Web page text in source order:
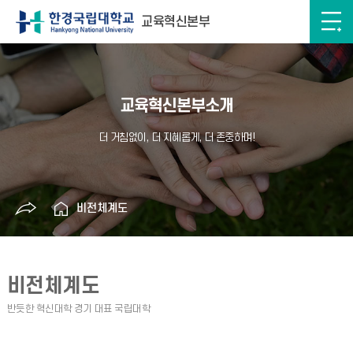
교육혁신본부
교육혁신본부소개
비전체계도
비전체계도